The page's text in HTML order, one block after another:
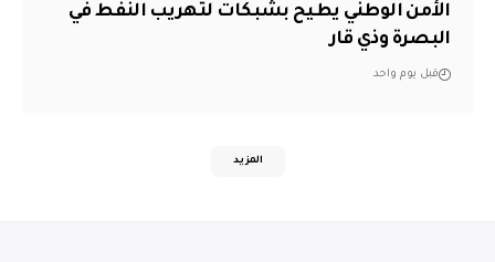
الأمن الوطني يطيح بشبكات لتهريب النفط في
البصرة وذي قار
قبل يوم واحد
المزيد